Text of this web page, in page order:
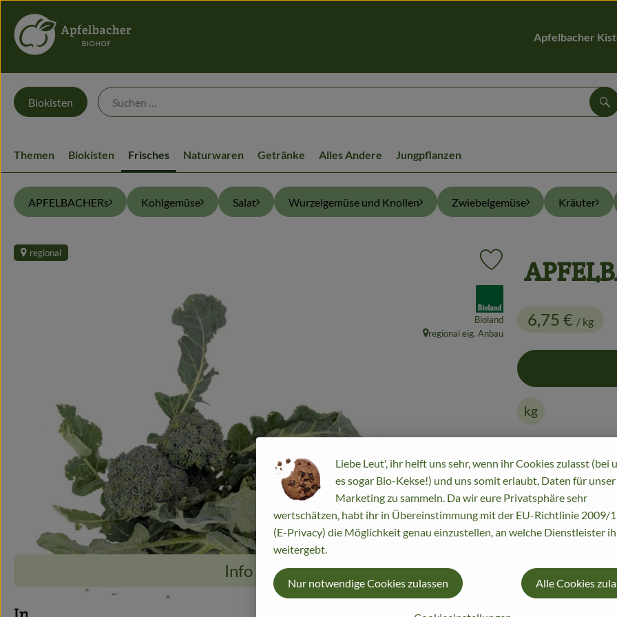
Apfelbacher
Biokisten
Themen Biokisten Frisches Naturwaren Getränke Alles Andere Jungpflanzen
APFELBACHERs Kohlgemüse Salat Wurzelgemüse und Knollen Zwiebelgemüse Kräuter
6,75 € / kg
regional
Produkt zu Favouriten
Bioland
, Herkunft:
regional eig. Anbau
kg
#100 6,75 € / kg
Info
Liebe Leut', ihr helft uns sehr, wenn ihr Cookies zulasst (bei
es sogar Bio-Kekse!) und uns somit erlaubt, Daten für unser
Marketing zu sammeln. Da wir eure Privatsphäre sehr
wertschätzen, habt ihr in Übereinstimmung mit der EU-Richtlinie 2009/
(E-Privacy) die Möglichkeit genau einzustellen, an welche Dienstleister
weitergebt.
Nur notwendige Cookies zulassen Alle Cookies